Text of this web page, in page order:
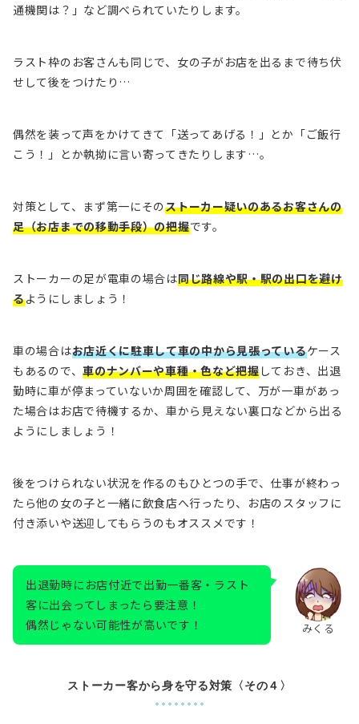
通機関は？」など調べられていたりします。
ラスト枠のお客さんも同じで、 女の子がお店を出るまで待ち伏
せ して後をつけたり…
偶然を装って声をかけてきて「送ってあげる！」とか「ご飯行
こう！」とか執拗に言い寄ってきたりします…。
対策として、まず第一にそのストーカー疑いのあるお客さんの
足（お店までの移動手段）の把握です。
ストーカーの足が電車の場合は同じ路線や駅・駅の出口を避け
るようにしましょう！
車の場合はお店近くに駐車して車の中から見張っているケース
もあるので、車のナンバーや車種・色など把握しておき、出退
勤時に車が停まっていないか周囲を確認して、万が一車があっ
た場合はお店で待機するか、車から見えない裏口などから出る
ようにしましょう！
後をつけられない状況を作るのもひとつの手で、仕事が終わっ
たら他の女の子と一緒に飲食店へ行ったり、お店のスタッフに
付き添いや送迎してもらうのもオススメです！
みくる
出退勤時にお店付近で出勤一番客・ラスト
客に出会ってしまったら要注意！
偶然じゃない可能性が高いです！
ストーカー客から身を守る対策〈その４〉